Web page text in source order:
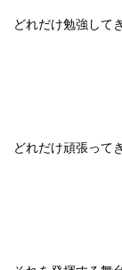
どれだけ勉強して
どれだけ頑張って